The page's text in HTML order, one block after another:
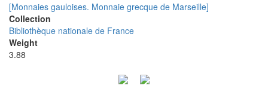
[Monnaies gauloises. Monnaie grecque de Marseille]
Collection
Bibliothèque nationale de France
Weight
3.88